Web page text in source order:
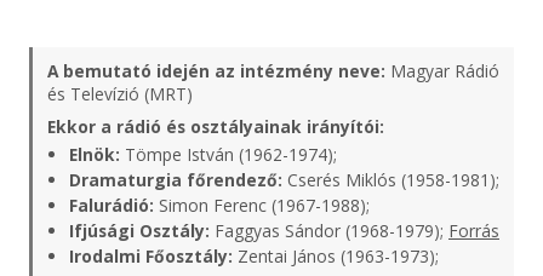
A bemutató idején az intézmény neve: Magyar Rádió
és Televízió (MRT)
Ekkor a rádió és osztályainak irányítói:
Elnök: Tömpe István (1962-1974);
Dramaturgia főrendező: Cserés Miklós (1958-1981);
Falurádió: Simon Ferenc (1967-1988);
Ifjúsági Osztály: Faggyas Sándor (1968-1979); Forrás
Irodalmi Főosztály: Zentai János (1963-1973);